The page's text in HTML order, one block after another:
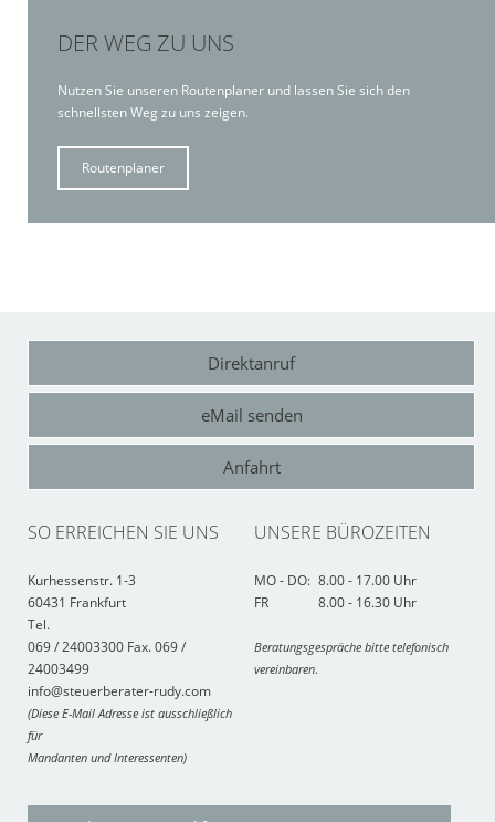
DER WEG ZU UNS
Nutzen Sie unseren Routenplaner und lassen Sie sich den
schnellsten Weg zu uns zeigen.
Routenplaner
Direktanruf
eMail senden
Anfahrt
SO ERREICHEN SIE UNS
Kurhessenstr. 1-3
60431 Frankfurt
Tel.
069 / 24003300 Fax. 069 /
24003499
info@steuerberater-rudy.com
(Diese E-Mail Adresse ist ausschließlich
für
Mandanten und Interessenten)
UNSERE BÜROZEITEN
MO - DO: 8.00 - 17.00 Uhr
FR
8.00 - 16.30 Uhr
Beratungsgespräche bitte telefonisch
vereinbaren.